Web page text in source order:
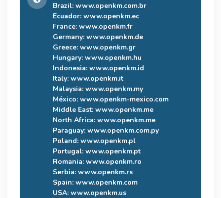
Brazil: www.openkm.com.br
Ecuador: www.openkm.ec
France: www.openkm.fr
Germany: www.openkm.de
Greece: www.openkm.gr
Hungary: www.openkm.hu
Indonesia: www.openkm.id
Italy: www.openkm.it
Malaysia: www.openkm.my
México: www.openkm-mexico.com
Middle East: www.openkm.me
North Africa: www.openkm.me
Paraguay: www.openkm.com.py
Poland: www.openkm.pl
Portugal: www.openkm.pt
Romania: www.openkm.ro
Serbia: www.openkm.rs
Spain: www.openkm.com
USA: www.openkm.us